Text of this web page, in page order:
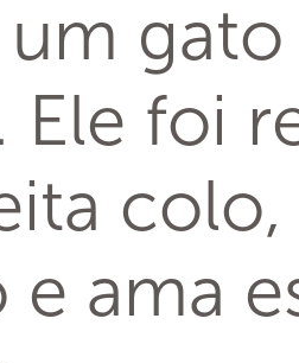
Ele foi
ama